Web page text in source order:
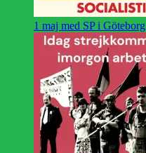
1 maj med SP i Göteborg